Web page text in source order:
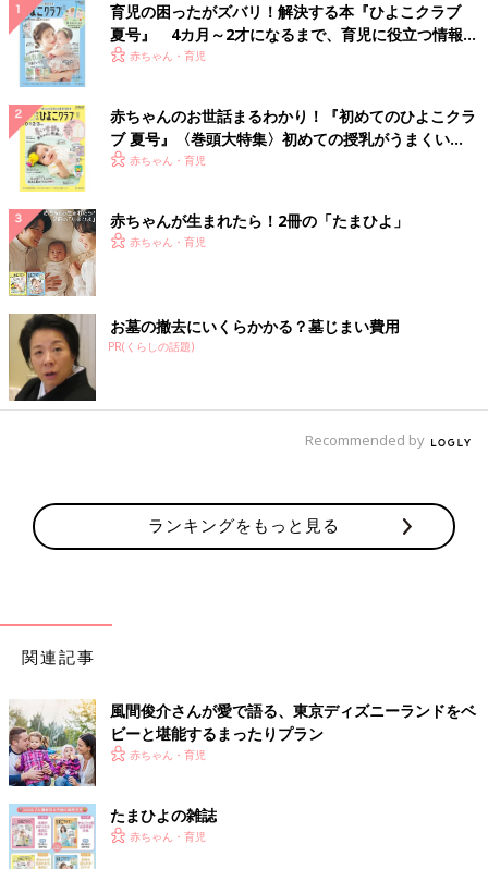
育児の困ったがズバリ！解決する本『ひよこクラブ
夏号』 4カ月～2才になるまで、育児に役立つ情報が
いっぱい！
赤ちゃん・育児
赤ちゃんのお世話まるわかり！『初めてのひよこクラ
ブ 夏号』〈巻頭大特集〉初めての授乳がうまくい
く！ おっぱい・ミルクの基本と夏のトラブル 解決テ
赤ちゃん・育児
赤ちゃんが生まれたら！2冊の「たまひよ」
赤ちゃん・育児
お墓の撤去にいくらかかる？墓じまい費用
PR(くらしの話題)
Recommended by
ランキングをもっと見る
関連記事
風間俊介さんが愛で語る、東京ディズニーランドをベ
ビーと堪能するまったりプラン
赤ちゃん・育児
たまひよの雑誌
赤ちゃん・育児